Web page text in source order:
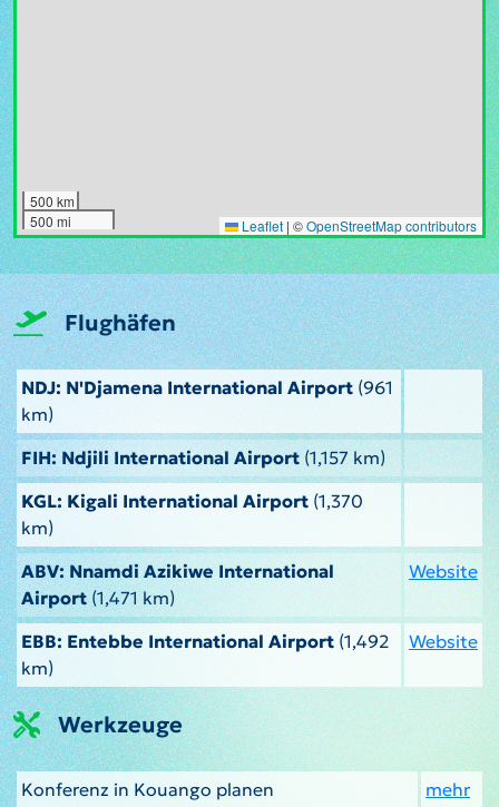
500 km
500 mi
Leaflet | ©OpenStreetMap contributors
Flughäfen
NDJ: N'Djamena International Airport (961
km)
FIH: Ndjili International Airport(1,157 km)
KGL: Kigali International Airport (1,370
km)
ABV: Nnamdi Azikiwe International
Airport(1,471 km)
Website
EBB: Entebbe International Airport (1,492
km)
Website
Werkzeuge
Konferenz in Kouango planen
mehr